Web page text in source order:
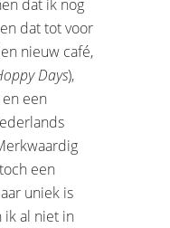
dat ik nog
dat tot voor
nieuw café,
Days),
een
een
uniek is
ik al niet in